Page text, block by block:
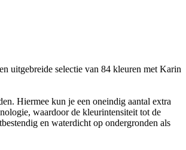
uitgebreide selectie van 84 kleuren met Karin
Hiermee kun je een oneindig aantal extra
waardoor de kleurintensiteit tot de
en waterdicht op ondergronden als